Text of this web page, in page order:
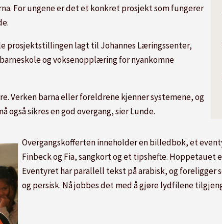
For ungene er det et konkret prosjekt som fungerer
prosjektstillingen lagt til Johannes Læringssenter,
og voksenopplæring for nyankomne
Verken barna eller foreldrene kjenner systemene, og
også sikres en god overgang, sier Lunde.
Overgangskofferten inneholder en billedbok, et
Finbeck og Fia, sangkort og et tipshefte. Hoppetauet
Eventyret har parallell tekst på arabisk, og
og persisk. Nå jobbes det med å gjøre lydfilene